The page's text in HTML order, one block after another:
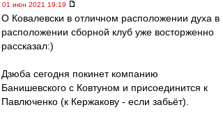
01 июн 2021 19:19
О Ковалевски в отличном расположении духа в
расположении сборной клуб уже восторженно
рассказал:)
Дзюба сегодня покинет компанию
Банишевского с Ковтуном и присоединится к
Павлюченко (к Кержакову - если забьёт).